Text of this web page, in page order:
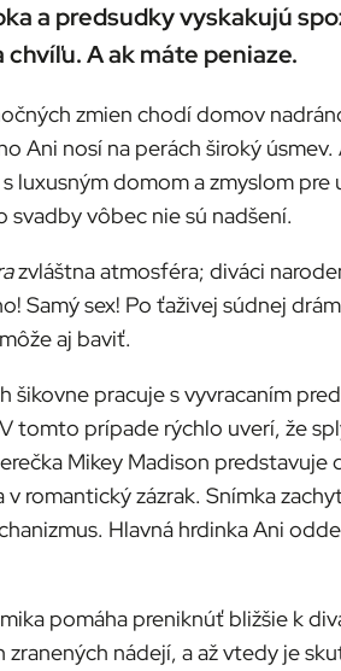
a predsudky vyskakujú
A ak máte peniaze.
zmien chodí domov
Ani nosí na perách široký
domom a zmyslom
svadby vôbec nie sú nadšení.
zvláštna atmosféra; diváci
Samý sex! Po ťaživej súdnej
aj baviť.
šikovne pracuje s vyvracaním
tomto prípade rýchlo uverí, že
Mikey Madison
zázrak. Snímka
Hlavná hrdinka Ani
pomáha preniknúť bližšie k
zranených nádejí, a až vtedy je